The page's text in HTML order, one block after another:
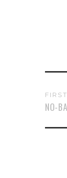
FIRST
NO-